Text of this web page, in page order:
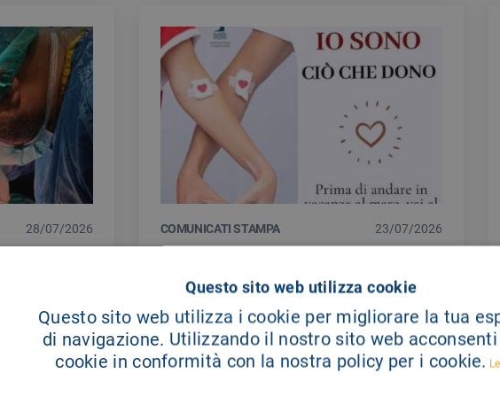
28/07/2026
per
Giglio
da una
unica.
COMUNICATI STAMPA 23/07/2026
a donare per garantire interventi
programmati
La Fondazione Giglio di Cefalù rivolge un
appello ai cittadini affinché aderiscano alla
Questo sito web utilizza cookie
Questo sito web utilizza i cookie per migliorare la tua
di navigazione. Utilizzando il nostro sito web
cookie in conformità con la nostra policy per i cookie.